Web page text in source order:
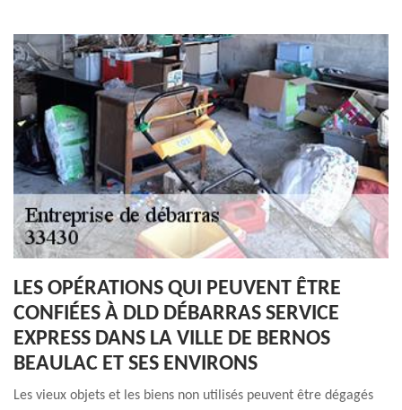
LES OPÉRATIONS QUI PEUVENT ÊTRE
CONFIÉES À DLD DÉBARRAS SERVICE
EXPRESS DANS LA VILLE DE BERNOS
BEAULAC ET SES ENVIRONS
Les vieux objets et les biens non utilisés peuvent être dégagés